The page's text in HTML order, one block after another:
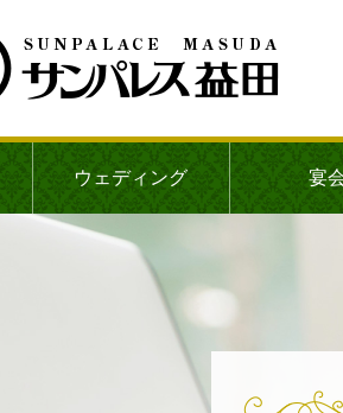
ウェディング 宴